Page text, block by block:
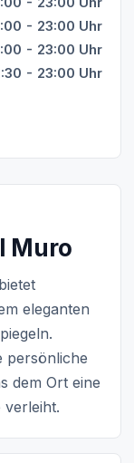
Muro
eleganten
persönliche
dem Ort eine
verleiht.
- 23:00 Uhr
- 23:00 Uhr
- 23:00 Uhr